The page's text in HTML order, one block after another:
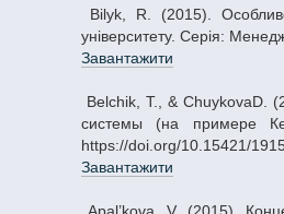
Bilyk, R. (2015). Особливості розвитку інноваційного середовища в Україні в умовах глобальної конкуренції. Вісник Дніпропетровського
університету. Серія:
Завантажити
Belchik, T., & ChuykovаD. (2015). Оценка инновационного развития региона как инструмент совершенствования региональной инновационной
системы (на примере
https://doi.org/10.15421/
Завантажити